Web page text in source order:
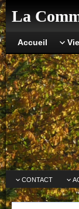
La
Accueil
CONTACT